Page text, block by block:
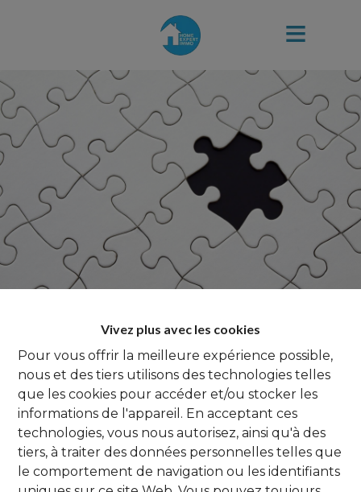
Vivez plus avec les cookies
Pour vous offrir la meilleure expérience possible,
nous et des tiers utilisons des technologies telles
que les cookies pour accéder et/ou stocker les
informations de l'appareil. En acceptant ces
technologies, vous nous autorisez, ainsi qu'à des
tiers, à traiter des données personnelles telles que
le comportement de navigation ou les identifiants
Oups, cette page n'existe plus